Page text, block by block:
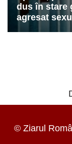
© Ziarul